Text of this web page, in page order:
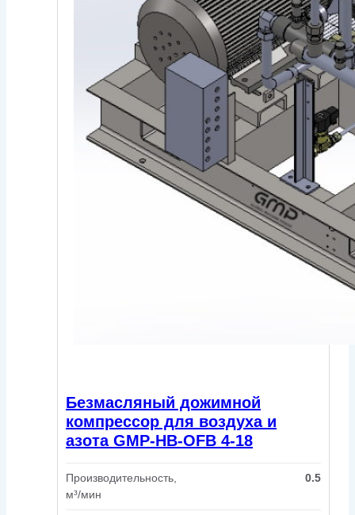
Безмасляный дожимной
компрессор для воздуха и
азота GMP-HB-OFB 4-18
Производительность,
м³/мин
0.5